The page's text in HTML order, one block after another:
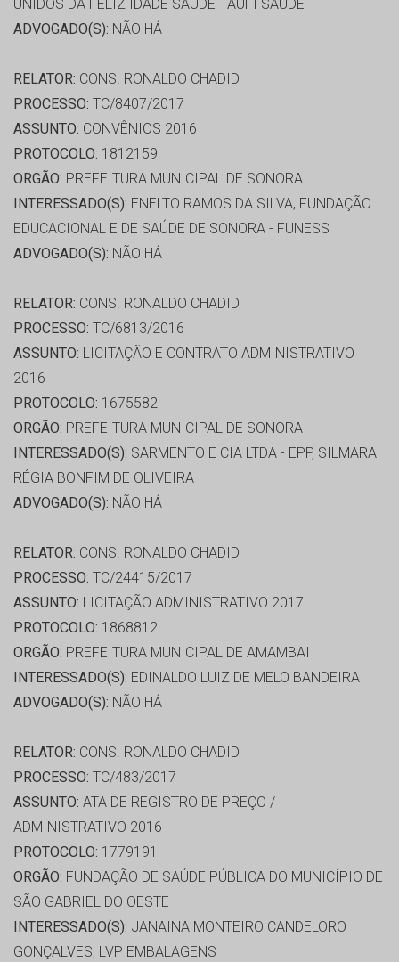
UNIDOS DA FELIZ IDADE SAÚDE - AUFI SAÚDE
ADVOGADO(S): NÃO HÁ
RELATOR: CONS. RONALDO CHADID
PROCESSO: TC/8407/2017
ASSUNTO: CONVÊNIOS 2016
PROTOCOLO: 1812159
ORGÃO: PREFEITURA MUNICIPAL DE SONORA
INTERESSADO(S): ENELTO RAMOS DA SILVA, FUNDAÇÃO
EDUCACIONAL E DE SAÚDE DE SONORA - FUNESS
ADVOGADO(S): NÃO HÁ
RELATOR: CONS. RONALDO CHADID
PROCESSO: TC/6813/2016
ASSUNTO: LICITAÇÃO E CONTRATO ADMINISTRATIVO
2016
PROTOCOLO: 1675582
ORGÃO: PREFEITURA MUNICIPAL DE SONORA
INTERESSADO(S): SARMENTO E CIA LTDA - EPP, SILMARA
RÉGIA BONFIM DE OLIVEIRA
ADVOGADO(S): NÃO HÁ
RELATOR: CONS. RONALDO CHADID
PROCESSO: TC/24415/2017
ASSUNTO: LICITAÇÃO ADMINISTRATIVO 2017
PROTOCOLO: 1868812
ORGÃO: PREFEITURA MUNICIPAL DE AMAMBAI
INTERESSADO(S): EDINALDO LUIZ DE MELO BANDEIRA
ADVOGADO(S): NÃO HÁ
RELATOR: CONS. RONALDO CHADID
PROCESSO: TC/483/2017
ASSUNTO: ATA DE REGISTRO DE PREÇO /
ADMINISTRATIVO 2016
PROTOCOLO: 1779191
ORGÃO: FUNDAÇÃO DE SAÚDE PÚBLICA DO MUNICÍPIO DE
SÃO GABRIEL DO OESTE
INTERESSADO(S): JANAINA MONTEIRO CANDELORO
GONÇALVES, LVP EMBALAGENS